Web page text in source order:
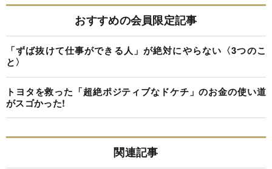
おすすめの会員限定記事
「ずば抜けて仕事ができる人」が絶対にやらない〈3つのこ
と〉
トヨタを救った「超絶ポジティブなドケチ」のお金の使い道
がスゴかった!
関連記事